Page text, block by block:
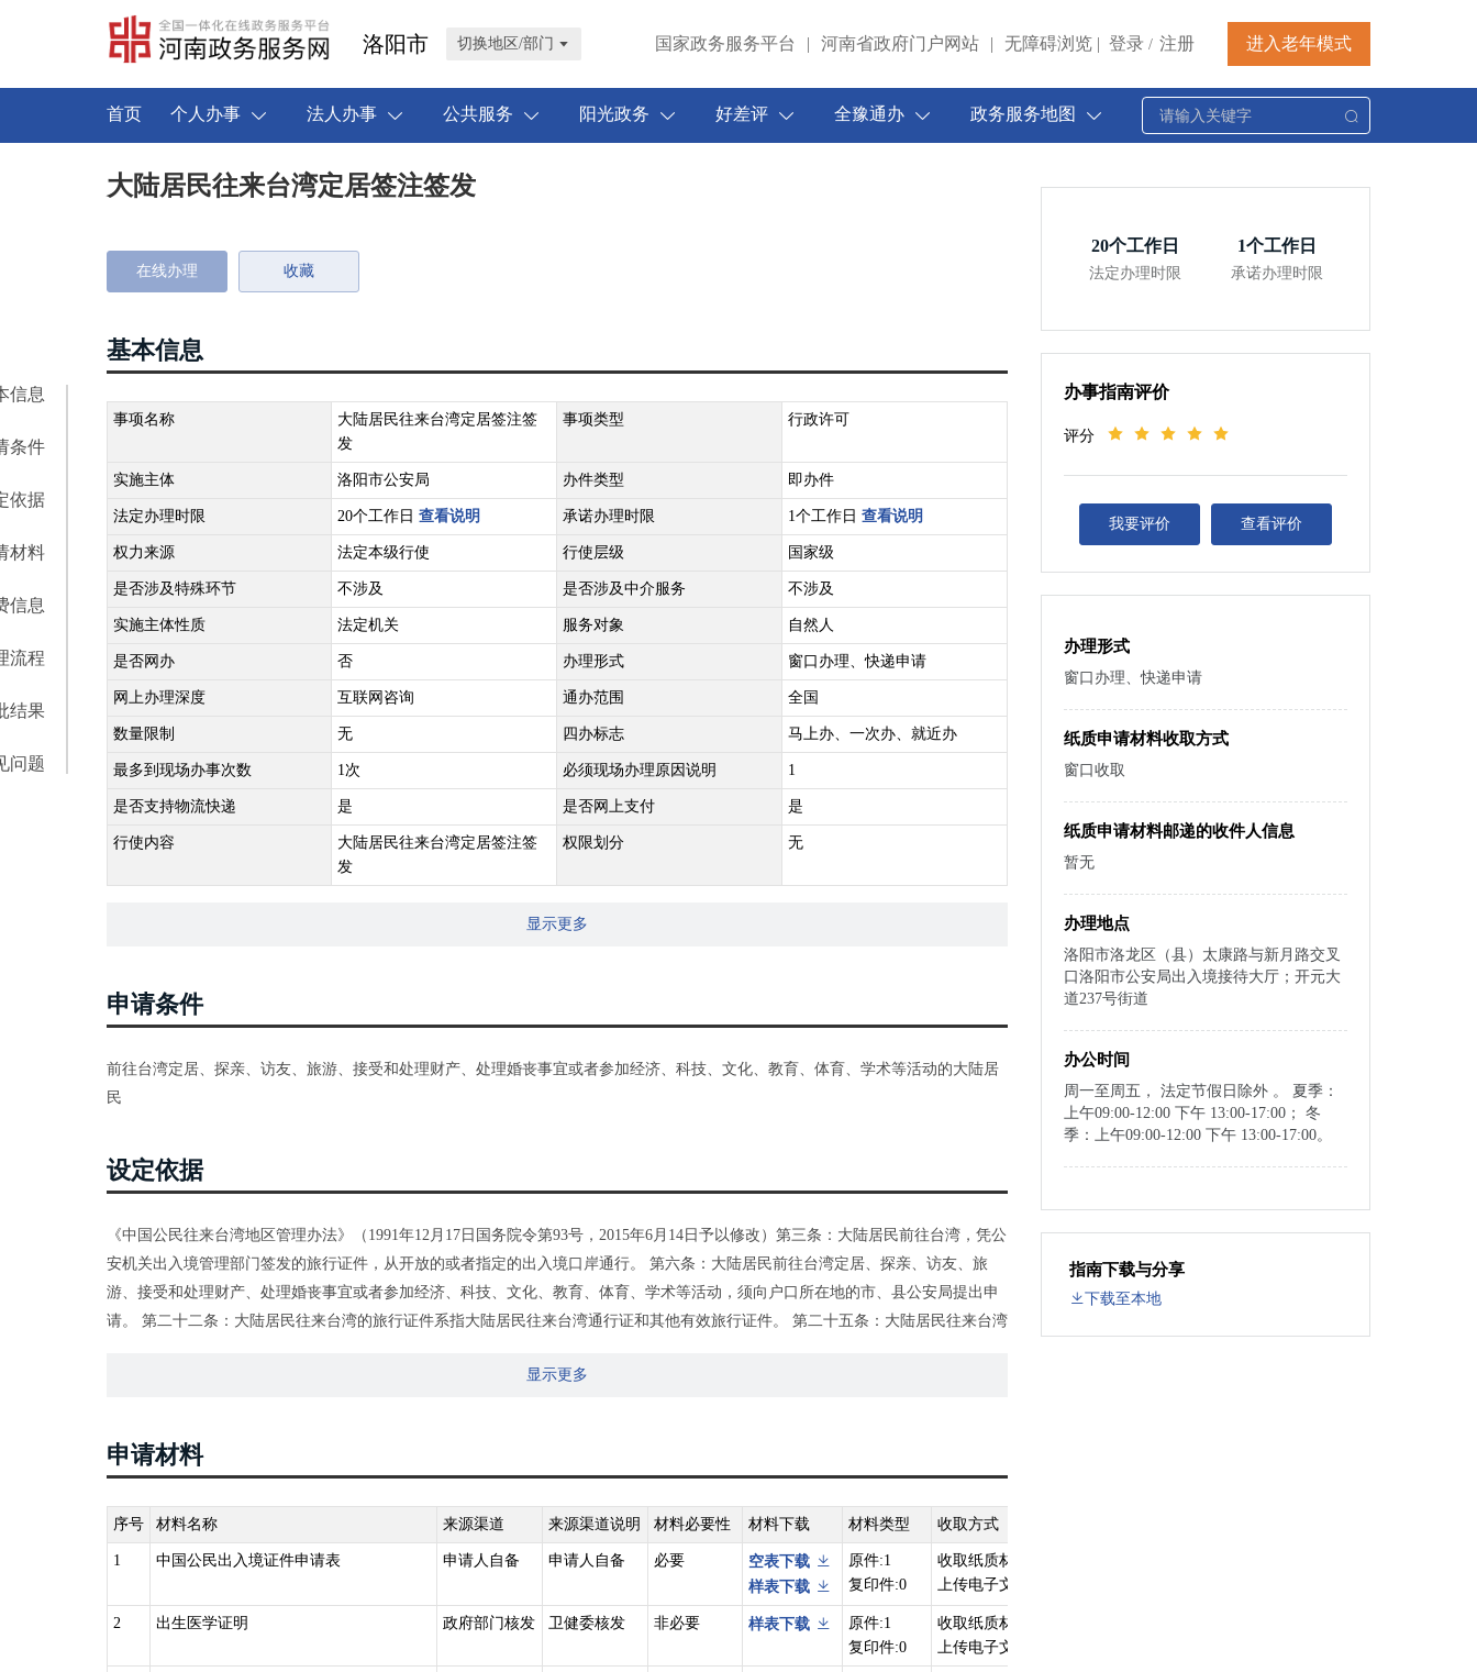
洛阳市 切换地区/部门 国家政务服务平台 | 河南省政府门户网站 | 无障碍浏览 | 登录 / 注册 进入老年模式
首页 个人办事 法人办事 公共服务 阳光政务 好差评 全豫通办 政务服务地图
信息
条件
依据
材料
信息
流程
结果
问题
大陆居民往来台湾定居签注签发
在线办理 收藏
基本信息
事项名称
大陆居民往来台湾定居签注签
发
事项类型 行政许可
实施主体 洛阳市公安局 办件类型 即办件
法定办理时限 20个工作日 查看说明 承诺办理时限 1个工作日 查看说明
权力来源 法定本级行使 行使层级 国家级
是否涉及特殊环节 不涉及 是否涉及中介服务 不涉及
实施主体性质 法定机关 服务对象 自然人
是否网办 否 办理形式 窗口办理、快递申请
网上办理深度 互联网咨询 通办范围 全国
数量限制 无 四办标志 马上办、一次办、就近办
最多到现场办事次数 1次 必须现场办理原因说明 1
是否支持物流快递 是 是否网上支付 是
行使内容
大陆居民往来台湾定居签注签
发
权限划分 无
显示更多
申请条件
前往台湾定居、探亲、访友、旅游、接受和处理财产、处理婚丧事宜或者参加经济、科技、文化、教育、体育、学术等活动的大陆居
民
设定依据
《中国公民往来台湾地区管理办法》（1991年12月17日国务院令第93号，2015年6月14日予以修改）第三条：大陆居民前往台湾，凭公
安机关出入境管理部门签发的旅行证件，从开放的或者指定的出入境口岸通行。 第六条：大陆居民前往台湾定居、探亲、访友、旅
游、接受和处理财产、处理婚丧事宜或者参加经济、科技、文化、教育、体育、学术等活动，须向户口所在地的市、县公安局提出申
请。 第二十二条：大陆居民往来台湾的旅行证件系指大陆居民往来台湾通行证和其他有效旅行证件。 第二十五条：大陆居民往来台湾
显示更多
申请材料
序号 材料名称 来源渠道 来源渠道说明 材料必要性 材料下载 材料类型 收取方式
1 中国公民出入境证件申请表 申请人自备 申请人自备 必要
空表下载
样表下载
原件:1
复印件:0
收取纸质材料、
上传电子文件
2 出生医学证明 政府部门核发 卫健委核发 非必要 样表下载
原件:1
复印件:0
收取纸质材料、
上传电子文件
20个工作日
法定办理时限
1个工作日
承诺办理时限
办事指南评价
评分
我要评价 查看评价
办理形式
窗口办理、快递申请
纸质申请材料收取方式
窗口收取
纸质申请材料邮递的收件人信息
暂无
办理地点
洛阳市洛龙区（县）太康路与新月路交叉
口洛阳市公安局出入境接待大厅；开元大
道237号街道
办公时间
周一至周五， 法定节假日除外 。 夏季：
上午09:00-12:00 下午 13:00-17:00； 冬
季：上午09:00-12:00 下午 13:00-17:00。
指南下载与分享
下载至本地